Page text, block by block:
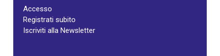
Accesso
Registrati subito
Iscriviti alla Newsletter